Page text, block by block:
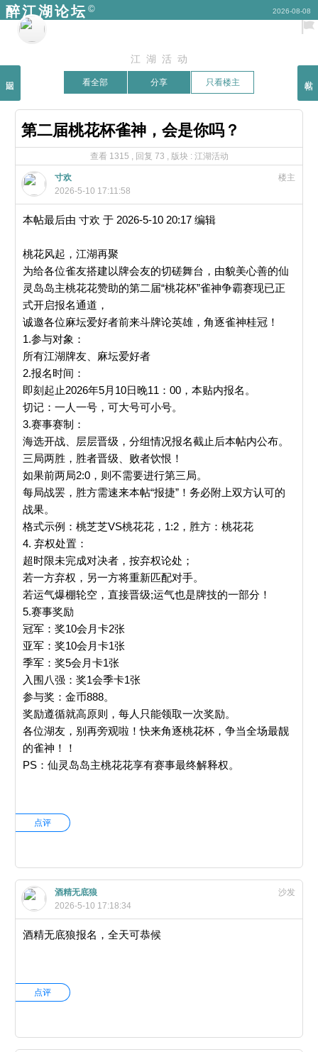
醉江湖论坛
© 2026-08-08
江湖活动
看全部 分享 只看楼主
第二届桃花杯雀神，会是你吗？
查看 1315 , 回复 73 , 版块 : 江湖活动
楼主
寸欢
2026-5-10 17:11:58
本帖最后由 寸欢 于 2026-5-10 20:17 编辑
桃花风起，江湖再聚
为给各位雀友搭建以牌会友的切磋舞台，由貌美心善的仙
灵岛岛主桃花花赞助的第二届“桃花杯”雀神争霸赛现已正
式开启报名通道，
诚邀各位麻坛爱好者前来斗牌论英雄，角逐雀神桂冠！
1.参与对象：
所有江湖牌友、麻坛爱好者
2.报名时间：
即刻起止2026年5月10日晚11：00，本贴内报名。
切记：一人一号，可大号可小号。
3.赛事赛制：
海选开战、层层晋级，分组情况报名截止后本帖内公布。
三局两胜，胜者晋级、败者饮恨！
如果前两局2:0，则不需要进行第三局。
每局战罢，胜方需速来本帖“报捷”！务必附上双方认可的
战果。
格式示例：桃芝芝VS桃花花，1:2，胜方：桃花花
4. 弃权处置：
超时限未完成对决者，按弃权论处；
若一方弃权，另一方将重新匹配对手。
若运气爆棚轮空，直接晋级;运气也是牌技的一部分！
5.赛事奖励
冠军：奖10会月卡2张
亚军：奖10会月卡1张
季军：奖5会月卡1张
入围八强：奖1会季卡1张
参与奖：金币888。
奖励遵循就高原则，每人只能领取一次奖励。
各位湖友，别再旁观啦！快来角逐桃花杯，争当全场最靓
的雀神！！
PS：仙灵岛岛主桃花花享有赛事最终解释权。
点评
沙发
酒精无底狼
2026-5-10 17:18:34
酒精无底狼报名，全天可恭候
点评